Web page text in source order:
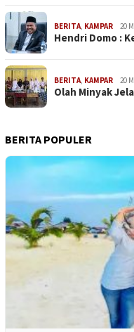
BERITA KAMPAR 20
Hendri Domo :
BERITA KAMPAR 20
Olah Minyak
BERITA POPULER